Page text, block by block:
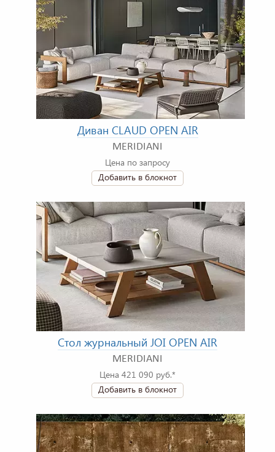
Диван CLAUD OPEN AIR
MERIDIANI
Цена по запросу
Добавить в блокнот
Стол журнальный JOI OPEN AIR
MERIDIANI
Цена 421 090 руб.*
Добавить в блокнот